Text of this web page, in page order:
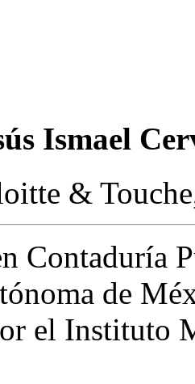
Ismael
&
Contaduría
de
el Instituto